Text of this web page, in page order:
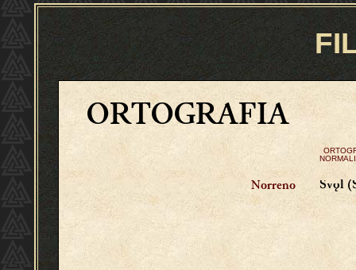
ORTOGRAFIA
Norreno Svǫl